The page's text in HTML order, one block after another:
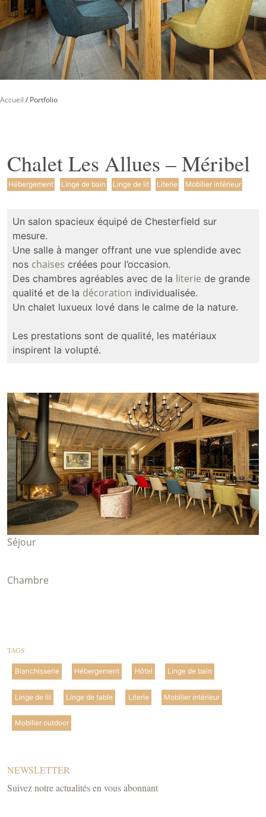
Accueil / Portfolio
Chalet Les Allues – Méribel
Hébergement Linge de bain Linge de lit Literie Mobilier intérieur
Un salon spacieux équipé de Chesterfield sur
mesure.
Une salle à manger offrant une vue splendide avec
nos chaises créées pour l’occasion.
Des chambres agréables avec de la literie de grande
qualité et de la décoration individualisée.
Un chalet luxueux lové dans le calme de la nature.
Les prestations sont de qualité, les matériaux
inspirent la volupté.
Séjour
Chambre
TAGS
Blanchisserie Hébergement Hôtel Linge de bain
Linge de lit Linge de table Literie Mobilier intérieur
Mobilier outdoor
NEWSLETTER
Suivez notre actualités en vous abonnant